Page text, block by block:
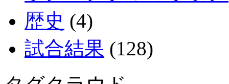
歴史 (4)
試合結果 (128)